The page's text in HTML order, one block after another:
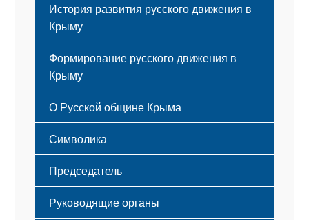
История развития русского движения в
Крыму
Формирование русского движения в
Крыму
Русский Крым
О Русской общине Крыма
Этапы становления
Принципы деятельности
Структура
Мероприятия
Символика
Флаг
Герб
Гимн
Председатель
Руководящие органы